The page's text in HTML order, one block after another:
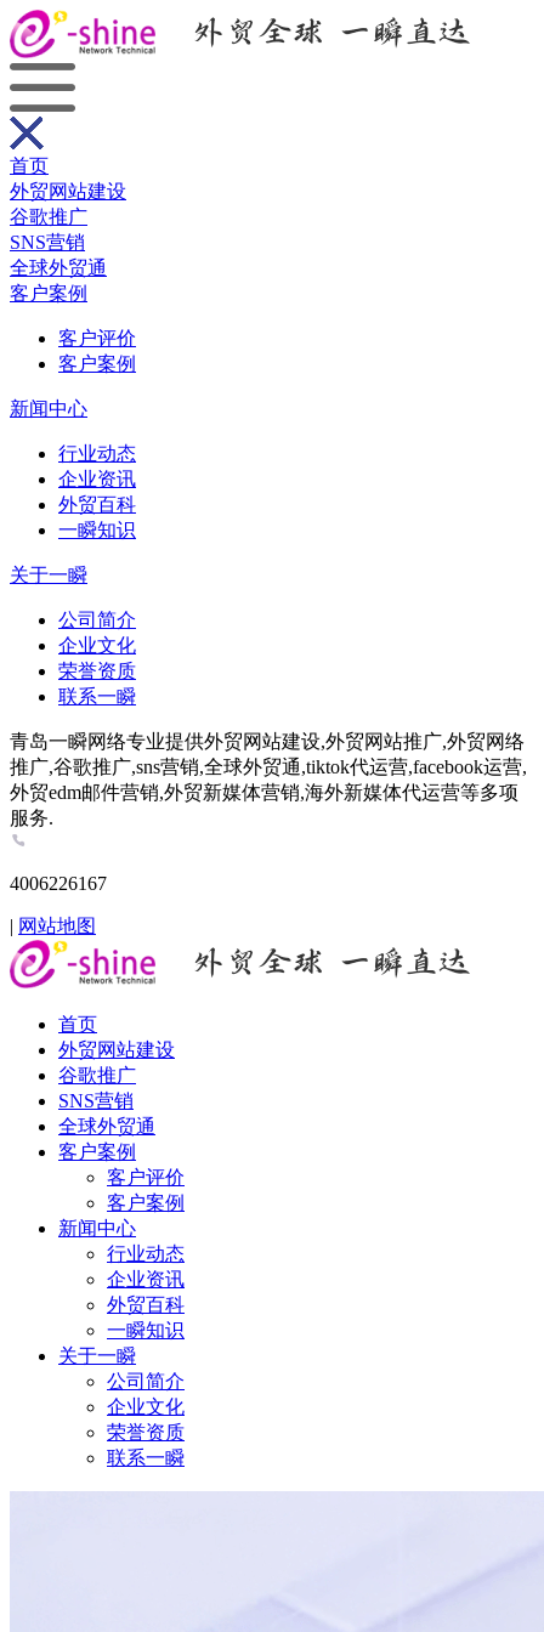
首页
外贸网站建设
谷歌推广
SNS营销
全球外贸通
客户案例
客户评价
客户案例
新闻中心
行业动态
企业资讯
外贸百科
一瞬知识
关于一瞬
公司简介
企业文化
荣誉资质
联系一瞬
青岛一瞬网络专业提供外贸网站建设,外贸网站推广,外贸网络
推广,谷歌推广,sns营销,全球外贸通,tiktok代运营,facebook运营,
外贸edm邮件营销,外贸新媒体营销,海外新媒体代运营等多项
服务.
4006226167
| 网站地图
首页
外贸网站建设
谷歌推广
SNS营销
全球外贸通
客户案例
客户评价
客户案例
新闻中心
行业动态
企业资讯
外贸百科
一瞬知识
关于一瞬
公司简介
企业文化
荣誉资质
联系一瞬